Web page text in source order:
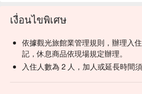
เงื่อนไขพิเศษ
依據觀光旅館業管理規則，辦理入
記，休息商品依現場規定辦理。
入住人數為 2 人，加人或延長時間